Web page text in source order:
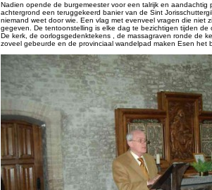
Nadien opende de burgemeester voor een talrijk en
achtergrond een teruggekeerd banier van de Sint
niemand weet door wie. Een vlag met evenveel vragen die niet
gegeven. De tentoonstelling is elke dag te bezichtigen tijden
De kerk, de oorlogsgedenktekens , de massagraven ronde de
zoveel gebeurde en de provinciaal wandelpad maken Esen het